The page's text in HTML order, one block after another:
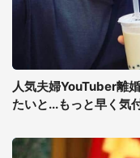
人気夫婦YouTuber離
たいと...もっと早く気